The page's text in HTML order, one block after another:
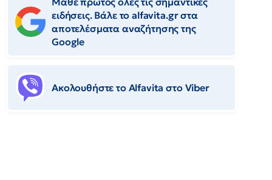
ειδήσεις. Βάλε το alfavita.gr στα
αποτελέσματα αναζήτησης της
Google
Ακολουθήστε το Αlfavita στο Viber